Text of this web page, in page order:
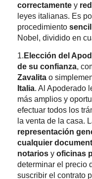
correctamentey
leyes italianas. Es
procedimiento
Nobel, dividido en
1. Elección del
de su confianza,
Zavalitao
Italia. Al Apoderado
más amplios y
efectuar todos los
la venta de la casa.
representación
cualquier
notariosy oficinas
determinar el precio
suscribir el contrato